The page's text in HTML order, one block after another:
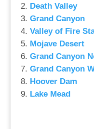
Death Valley
Grand Canyon
Valley of Fire
Mojave Desert
Grand Canyon
Grand Canyon
Hoover Dam
Lake Mead